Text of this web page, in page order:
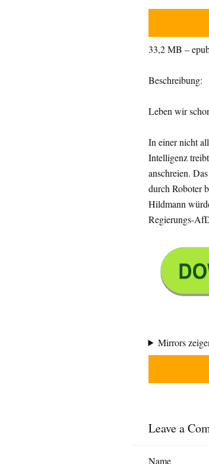
33,2 MB –
Beschreibung:
Leben wir
In einer nicht
Intelligenz
anschreien.
durch Roboter
Hildmann
Regierungs-
Mirrors
Leave a
Name